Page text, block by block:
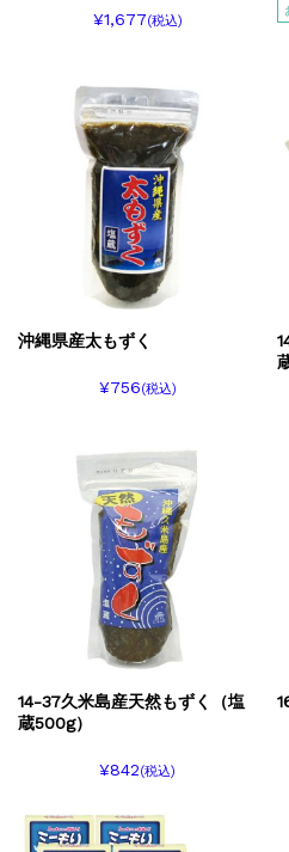
¥1,677(税込)
沖縄県産太もずく
¥756(税込)
14-37久米島産天然もずく（塩
蔵500g）
¥842(税込)